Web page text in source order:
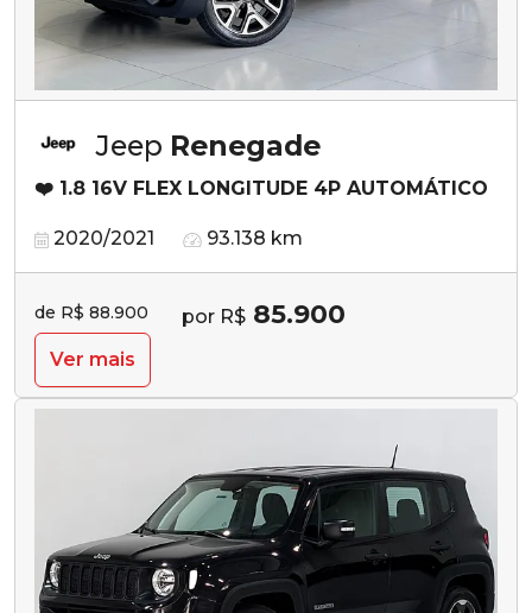
Jeep Renegade
❤️ 1.8 16V FLEX LONGITUDE 4P AUTOMÁTICO
2020/2021 93.138 km
de R$ 88.900 por R$ 85.900
Ver mais